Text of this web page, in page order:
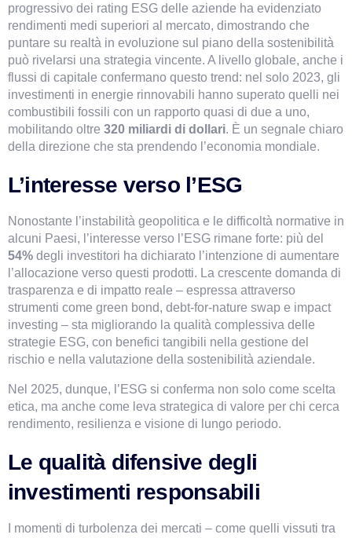
progressivo dei rating ESG delle aziende ha evidenziato
rendimenti medi superiori al mercato, dimostrando che
puntare su realtà in evoluzione sul piano della sostenibilità
può rivelarsi una strategia vincente. A livello globale, anche i
flussi di capitale confermano questo trend: nel solo 2023, gli
investimenti in energie rinnovabili hanno superato quelli nei
combustibili fossili con un rapporto quasi di due a uno,
mobilitando oltre 320 miliardi di dollari. È un segnale chiaro
della direzione che sta prendendo l’economia mondiale.
L’interesse verso l’ESG
Nonostante l’instabilità geopolitica e le difficoltà normative in
alcuni Paesi, l’interesse verso l’ESG rimane forte: più del
54% degli investitori ha dichiarato l’intenzione di aumentare
l’allocazione verso questi prodotti. La crescente domanda di
trasparenza e di impatto reale – espressa attraverso
strumenti come green bond, debt-for-nature swap e impact
investing – sta migliorando la qualità complessiva delle
strategie ESG, con benefici tangibili nella gestione del
rischio e nella valutazione della sostenibilità aziendale.
Nel 2025, dunque, l’ESG si conferma non solo come scelta
etica, ma anche come leva strategica di valore per chi cerca
rendimento, resilienza e visione di lungo periodo.
Le qualità difensive degli
investimenti responsabili